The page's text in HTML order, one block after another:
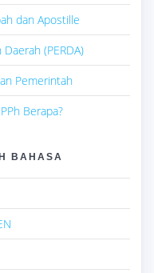
dan Apostille
(PERDA)
Pemerintah
Berapa?
BAHASA